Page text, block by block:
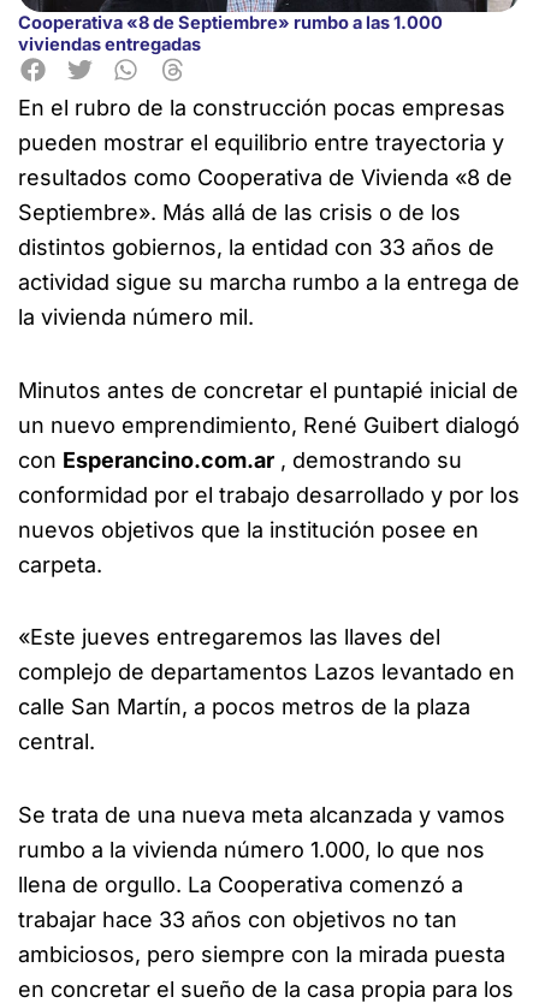
Cooperativa «8 de Septiembre» rumbo a las 1.000
viviendas entregadas
En el rubro de la construcción pocas empresas
pueden mostrar el equilibrio entre trayectoria y
resultados como Cooperativa de Vivienda «8 de
Septiembre». Más allá de las crisis o de los
distintos gobiernos, la entidad con 33 años de
actividad sigue su marcha rumbo a la entrega de
la vivienda número mil.
Minutos antes de concretar el puntapié inicial de
un nuevo emprendimiento, René Guibert dialogó
con Esperancino.com.ar , demostrando su
conformidad por el trabajo desarrollado y por los
nuevos objetivos que la institución posee en
carpeta.
«Este jueves entregaremos las llaves del
complejo de departamentos Lazos levantado en
calle San Martín, a pocos metros de la plaza
central.
Se trata de una nueva meta alcanzada y vamos
rumbo a la vivienda número 1.000, lo que nos
llena de orgullo. La Cooperativa comenzó a
trabajar hace 33 años con objetivos no tan
ambiciosos, pero siempre con la mirada puesta
en concretar el sueño de la casa propia para los